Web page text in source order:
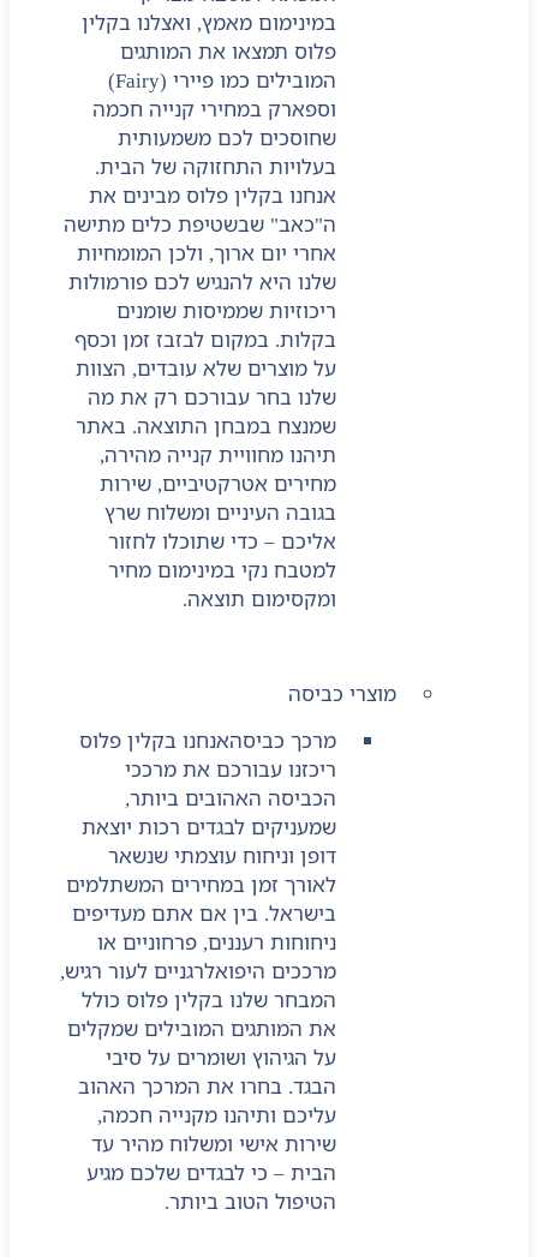
במינימום מאמץ, ואצלנו בקלין
פלוס תמצאו את המותגים
המובילים כמו פיירי (Fairy)
וספארק במחירי קנייה חכמה
שחוסכים לכם משמעותית
בעלויות התחזוקה של הבית.
אנחנו בקלין פלוס מבינים את
ה"כאב" שבשטיפת כלים מתישה
אחרי יום ארוך, ולכן המומחיות
שלנו היא להנגיש לכם פורמולות
ריכוזיות שממיסות שומנים
בקלות. במקום לבזבז זמן וכסף
על מוצרים שלא עובדים, הצוות
שלנו בחר עבורכם רק את מה
שמנצח במבחן התוצאה. באתר
תיהנו מחוויית קנייה מהירה,
מחירים אטרקטיביים, שירות
בגובה העיניים ומשלוח שרץ
אליכם – כדי שתוכלו לחזור
למטבח נקי במינימום מחיר
ומקסימום תוצאה.
מוצרי כביסה
מרכך כביסהאנחנו בקלין פלוס
ריכזנו עבורכם את מרככי
הכביסה האהובים ביותר,
שמעניקים לבגדים רכות יוצאת
דופן וניחוח עוצמתי שנשאר
לאורך זמן במחירים המשתלמים
בישראל. בין אם אתם מעדיפים
ניחוחות רעננים, פרחוניים או
מרככים היפואלרגניים לעור רגיש,
המבחר שלנו בקלין פלוס כולל
את המותגים המובילים שמקלים
על הגיהוץ ושומרים על סיבי
הבגד. בחרו את המרכך האהוב
עליכם ותיהנו מקנייה חכמה,
שירות אישי ומשלוח מהיר עד
הבית – כי לבגדים שלכם מגיע
הטיפול הטוב ביותר.